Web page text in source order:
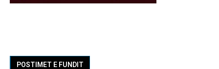
POSTIMET E FUNDIT